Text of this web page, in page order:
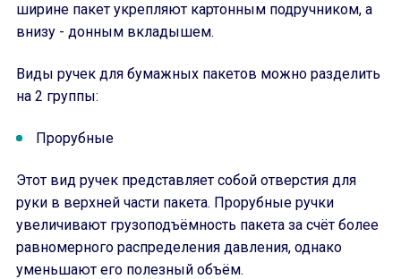
ширине пакет укрепляют картонным подручником, а
внизу - донным вкладышем.
Виды ручек для бумажных пакетов можно разделить
на 2 группы:
Прорубные
Этот вид ручек представляет собой отверстия для
руки в верхней части пакета. Прорубные ручки
увеличивают грузоподъёмность пакета за счёт более
равномерного распределения давления, однако
уменьшают его полезный объём.